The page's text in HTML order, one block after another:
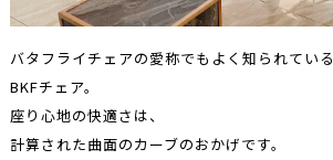
バタフライチェアの愛称でもよく知られている
BKFチェア。
座り心地の快適さは、
計算された曲面のカーブのおかげです。